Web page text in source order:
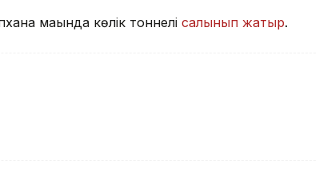
маңында көлік тоннелі салынып жатыр.